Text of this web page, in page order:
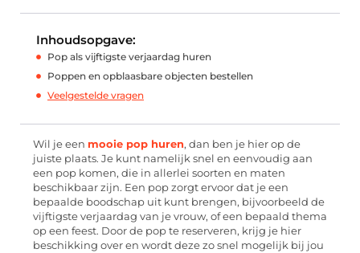
Inhoudsopgave:
Pop als vijftigste verjaardag huren
Poppen en opblaasbare objecten bestellen
Veelgestelde vragen
Wil je een mooie pop huren, dan ben je hier op de
juiste plaats. Je kunt namelijk snel en eenvoudig aan
een pop komen, die in allerlei soorten en maten
beschikbaar zijn. Een pop zorgt ervoor dat je een
bepaalde boodschap uit kunt brengen, bijvoorbeeld de
vijftigste verjaardag van je vrouw, of een bepaald thema
op een feest. Door de pop te reserveren, krijg je hier
beschikking over en wordt deze zo snel mogelijk bij jou